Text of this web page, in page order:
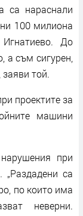
са нараснали
100 милиона
До
а съм сигурен,
той.
проектите за
машини
при
„Раздадени са
по които има
неверни.